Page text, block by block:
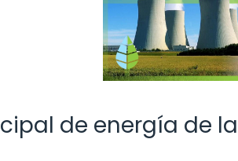
de energía de